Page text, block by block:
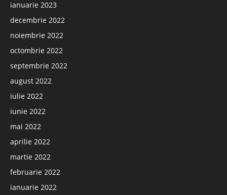
ianuarie 2023
decembrie 2022
noiembrie 2022
octombrie 2022
septembrie 2022
august 2022
iulie 2022
iunie 2022
mai 2022
aprilie 2022
martie 2022
februarie 2022
ianuarie 2022